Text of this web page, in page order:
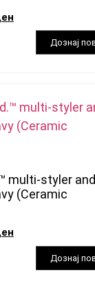
multi-styler and
(Ceramic